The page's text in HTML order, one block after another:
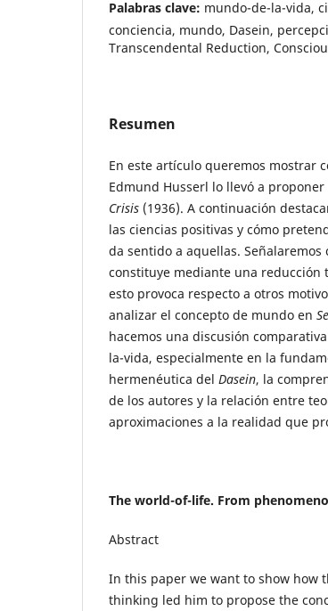
Palabras clave: mundo-de-la-vida,
conciencia, mundo, Dasein,
Transcendental Reduction,
Resumen
En este artículo queremos mostrar
Edmund Husserl lo llevó a
Crisis (1936). A continuación
las ciencias positivas y cómo
da sentido a aquellas.
constituye mediante una reducción
esto provoca respecto a otros
analizar el concepto de mundo en
hacemos una discusión
la-vida, especialmente en la
hermenéutica del Dasein, la
de los autores y la relación entre
aproximaciones a la realidad que
The world-of-life. From
Abstract
In this paper we want to show how
thinking led him to propose the